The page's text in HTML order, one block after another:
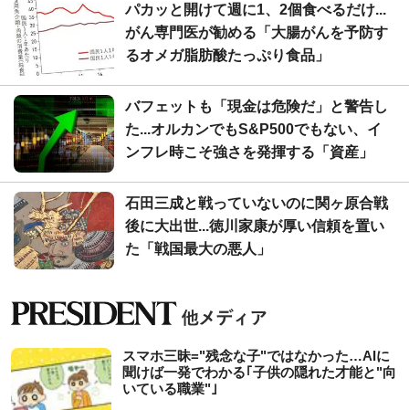
パカッと開けて週に1、2個食べるだけ...
がん専門医が勧める「大腸がんを予防す
るオメガ脂肪酸たっぷり食品」
バフェットも「現金は危険だ」と警告し
た...オルカンでもS&P500でもない、イ
ンフレ時こそ強さを発揮する「資産」
石田三成と戦っていないのに関ヶ原合戦
後に大出世...徳川家康が厚い信頼を置い
た「戦国最大の悪人」
スマホ三昧="残念な子"ではなかった…AIに
聞けば一発でわかる｢子供の隠れた才能と"向
いている職業"｣